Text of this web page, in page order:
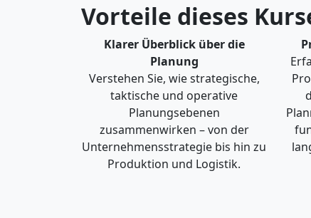
Vorteile dieses
Klarer Überblick über die
Planung
Verstehen Sie, wie strategische,
taktische und operative
Planungsebenen
zusammenwirken – von der
Unternehmensstrategie bis hin zu
Produktion und Logistik.